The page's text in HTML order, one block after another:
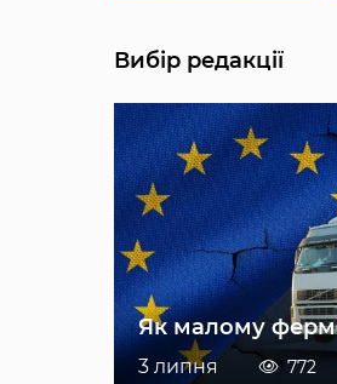
Вибір редакції
Як малому
3 липня 772